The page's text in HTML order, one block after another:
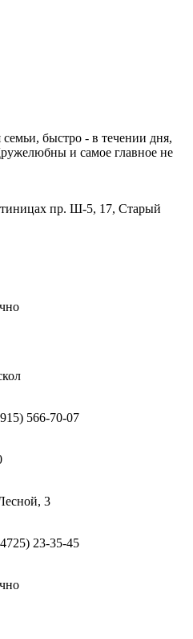
быстро - в течении дня,
и самое главное не
пр. Ш-5, 17, Старый
566-70-07
3
23-35-45